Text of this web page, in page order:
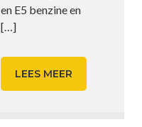
en E5 benzine en
[…]
LEES MEER